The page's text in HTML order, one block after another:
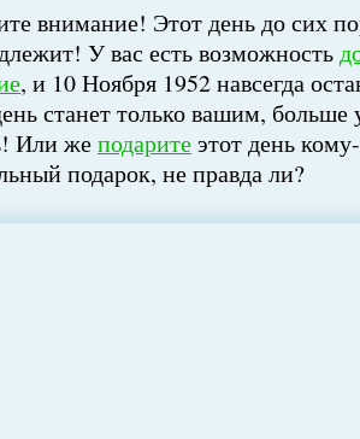
внимание! Этот день до сих
У вас есть возможность
, и 10 Ноября 1952 навсегда
станет только вашим,
Или жеподаритеэтот день
подарок, не правда ли?